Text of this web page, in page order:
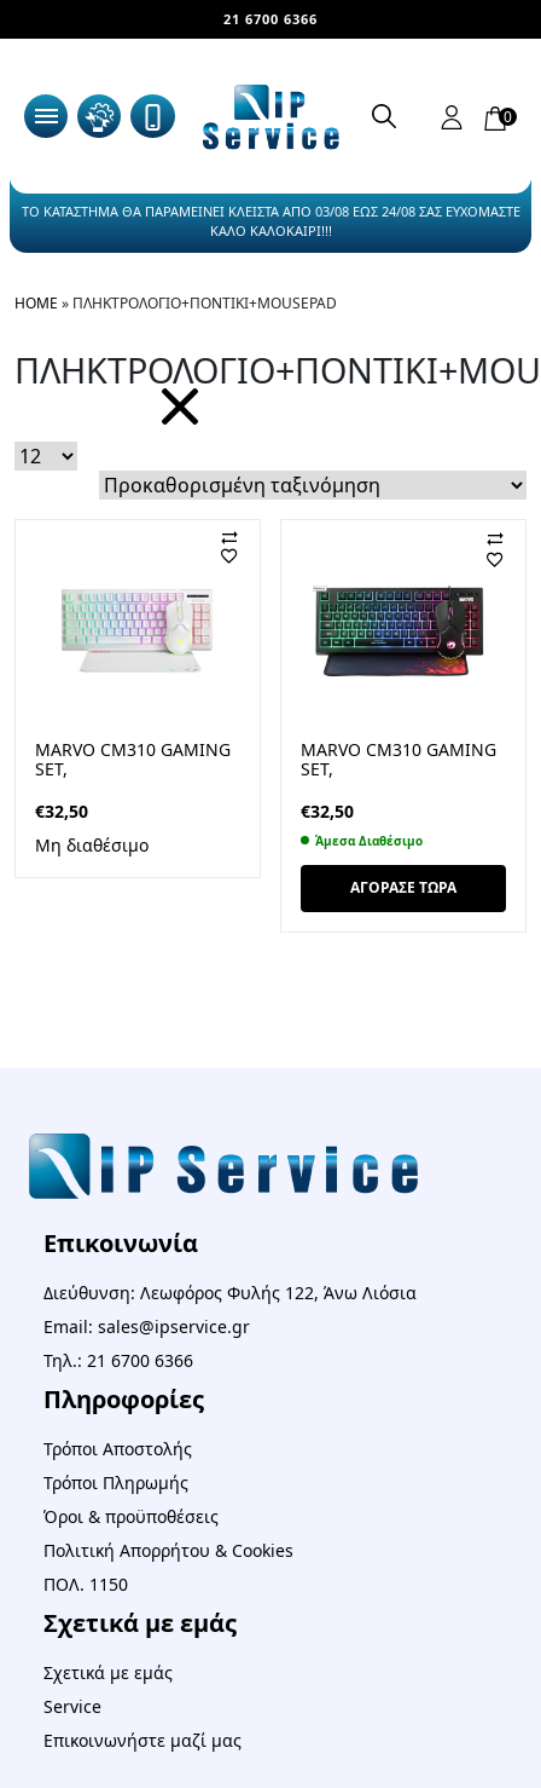
21 6700 6366
0
ΤΟ ΚΑΤΑΣΤΗΜΑ ΘΑ ΠΑΡΑΜΕΙΝΕΙ ΚΛΕΙΣΤΑ ΑΠΟ 03/08 ΕΩΣ 24/08 ΣΑΣ ΕΥΧΟΜΑΣΤΕ
ΚΑΛΟ ΚΑΛΟΚΑΙΡΙ!!!
HOME » ΠΛΗΚΤΡΟΛΟΓΙΟ+ΠΟΝΤΙΚΙ+MOUSEPAD
MARVO CM310 GAMING
SET,
ΛΕΥΚΟ
€32,50
Μη διαθέσιμο
MARVO CM310 GAMING
SET,
ΜΑΥΡΟ
€32,50
Άμεσα Διαθέσιμο
ΑΓΟΡΑΣΕ ΤΩΡΑ
Επικοινωνία
Διεύθυνση: Λεωφόρος Φυλής 122, Άνω Λιόσια
Email: sales@ipservice.gr
Τηλ.: 21 6700 6366
Πληροφορίες
Τρόποι Αποστολής
Τρόποι Πληρωμής
Όροι & προϋποθέσεις
Πολιτική Απορρήτου & Cookies
ΠΟΛ. 1150
Σχετικά με εμάς
Σχετικά με εμάς
Service
Επικοινωνήστε μαζί μας